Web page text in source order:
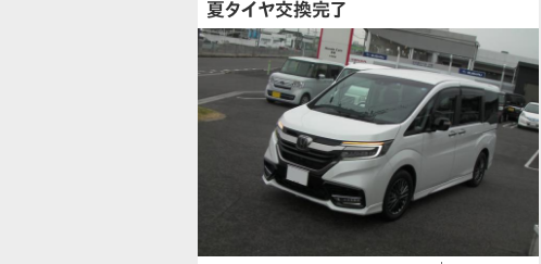
夏タイヤ交換完了